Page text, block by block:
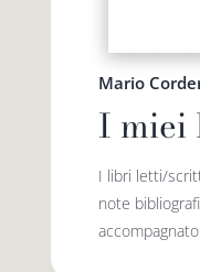
i traghetti
Premio letterario
il tuo carrello
Mario
I
I libri letti/
note